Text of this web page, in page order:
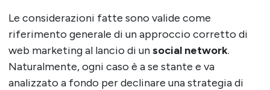
Le considerazioni fatte sono valide come
riferimento generale di un approccio corretto di
web marketing al lancio di unsocial network.
Naturalmente, ogni caso è a se stante e va
analizzato a fondo per declinare una strategia di